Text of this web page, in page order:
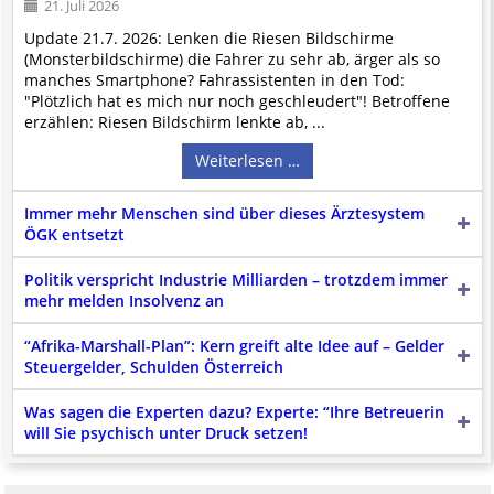
nicht immer gewährleisten können.
Die Betreiber und die Autoren dieser Website sind weder Juristen, noch
beschäftigen sie solche, dürfen und können daher keine
Rechtsgutachten über externen Content erstellen.
Der Pflicht gem. Abs. 2, § 17 ECG kommen wir erst nach Einlangen
qualifizierterHinweise der Justizbehörden nach. Dennoch beachten
wir auch Hinweise daran beteiligter jur. wie phys. Personen und
versuchen objektiv zu bleiben.
Artikel, Beiträge, Seiten usw. sind mit Quellangaben versehen, soweit
diese bekannt und nötig sind. Dabei gibt es 4 Abstufungen:
- "APA-OTS-Originaltext Presseaussendung unter ausschließlicher
inhaltlicher Verantwortung des Aussenders!
sondern eine Verteilung im Sinne desAPA Disclaimers(§ 17 ECG muss
hier also nicht explizit angegeben werden).
- "Link zum Originalartikel, bzw. zur Quelle des hier zitierten, adaptierten
bzw. referenzierten Artikels (Keine Haftung bez. § 17 ECG)" besagt das
Gleiche wie oben, gilt aber für allen Content, welcher nicht, oder nicht
nur von APA-OTS kommt. Hier dürfen auch eigene Einleitungen,
Anmerkungen und Fußnoten dabei sein. (§ 17 ECG gilt dennoch)
- "Redaktionelle Adaption einer per APA-OTS verbreiteten
Presseaussendung." heißt, dass von APA-OTS verbreiteter Content von
21. Juli 2026
Update 21.7. 2026: Lenken die Riesen Bildschirme
(Monsterbildschirme) die Fahrer zu sehr ab, ärger als so
manches Smartphone? Fahrassistenten in den Tod:
"Plötzlich hat es mich nur noch geschleudert"! Betroffene
erzählen: Riesen Bildschirm lenkte ab, ...
Weiterlesen …
Immer mehr Menschen sind über dieses Ärztesystem
ÖGK entsetzt
Politik verspricht Industrie Milliarden – trotzdem immer
mehr melden Insolvenz an
“Afrika-Marshall-Plan”: Kern greift alte Idee auf – Gelder
Steuergelder, Schulden Österreich
Was sagen die Experten dazu? Experte: “Ihre Betreuerin
will Sie psychisch unter Druck setzen!